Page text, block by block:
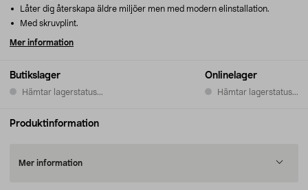
Butikslager
Hämtar lagerstatus...
Onlinelager
Hämtar lagerstatus...
Låter dig återskapa äldre miljöer men med modern elinstallation.
Med skruvplint.
Mer information
Produktinformation
Mer information